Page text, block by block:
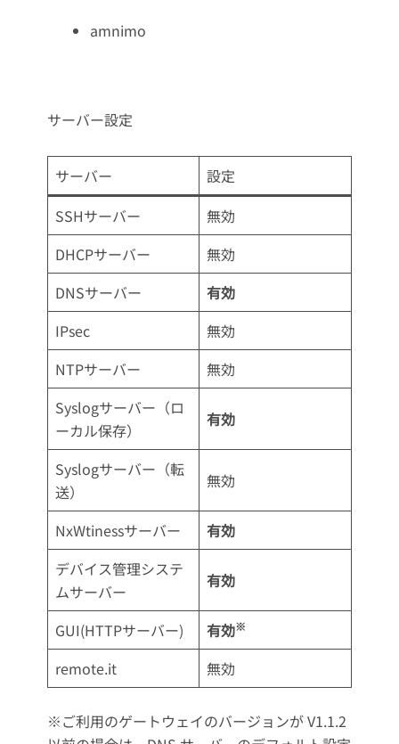
amnimo
サーバー設定
サーバー
設定
SSHサーバー
無効
DHCPサーバー
無効
DNSサーバー
有効
IPsec
無効
NTPサーバー
無効
Syslogサーバー（ロ
ーカル保存）
有効
Syslogサーバー（転
送）
無効
NxWtinessサーバー
有効
デバイス管理システ
ムサーバー
有効
GUI(HTTPサーバー) 有効※
remote.it 無効
※ご利用のゲートウェイのバージョンが V1.1.2